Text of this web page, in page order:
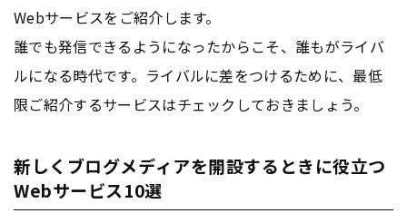
Webサービスをご紹介します。
誰でも発信できるようになったからこそ、誰もがライバ
ルになる時代です。ライバルに差をつけるために、最低
限ご紹介するサービスはチェックしておきましょう。
新しくブログメディアを開設するときに役立つ
Webサービス10選